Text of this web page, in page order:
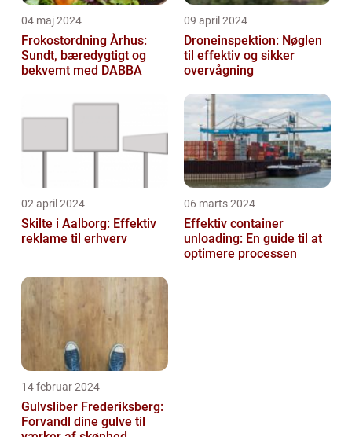
04 maj 2024
Frokostordning Århus:
Sundt, bæredygtigt og
bekvemt med DABBA
09 april 2024
Droneinspektion: Nøglen
til effektiv og sikker
overvågning
02 april 2024
Skilte i Aalborg: Effektiv
reklame til erhverv
06 marts 2024
Effektiv container
unloading: En guide til at
optimere processen
14 februar 2024
Gulvsliber Frederiksberg:
Forvandl dine gulve til